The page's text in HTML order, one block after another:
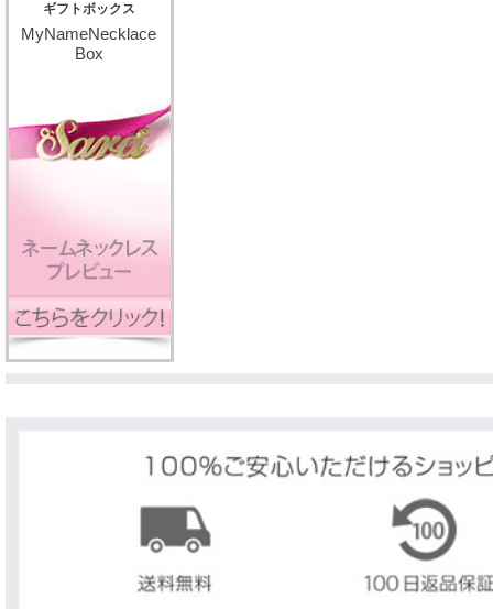
ギフトボックス
MyNameNecklace
Box